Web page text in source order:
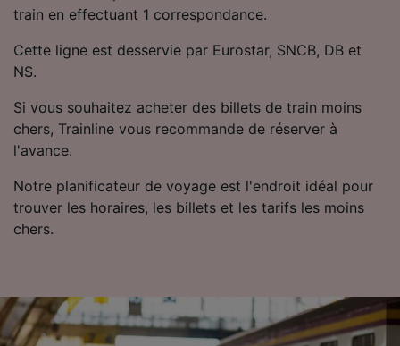
train en effectuant 1 correspondance.
Cette ligne est desservie par Eurostar, SNCB, DB et
NS.
Si vous souhaitez acheter des billets de train moins
chers, Trainline vous recommande de réserver à
l'avance.
Notre planificateur de voyage est l'endroit idéal pour
trouver les horaires, les billets et les tarifs les moins
chers.
Utiliser des données de géolocalisation
caractéristiques de l’appareil pour
contenu personnalisés, mesure de
performance des publicités et du contenu,
études d’audience et développement de
services.
Liste de nos partenaires (fournisseurs)